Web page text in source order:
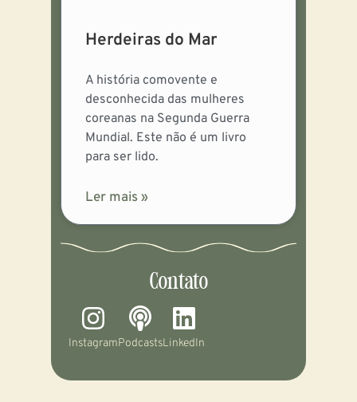
Herdeiras do Mar
A história comovente e
desconhecida das mulheres
coreanas na Segunda Guerra
Mundial. Este não é um livro
para ser lido.
Ler mais »
Contato
InstagramPodcastsLinkedIn